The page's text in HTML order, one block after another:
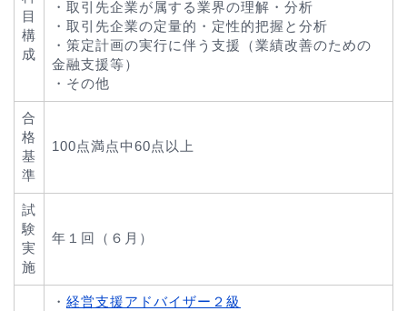
目
構
成
・取引先企業が属する業界の理解・分析
・取引先企業の定量的・定性的把握と分析
・策定計画の実行に伴う支援（業績改善のための
金融支援等）
・その他
合
格
基
準
100点満点中60点以上
試
験
実
施
年１回（６月）
・ 経営支援アドバイザー２級